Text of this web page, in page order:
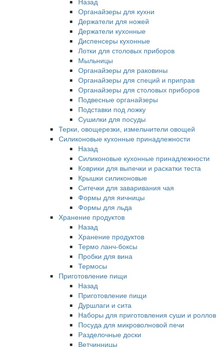
Органайзеры для кухни
Держатели для ножей
Держатели кухонные
Диспенсеры кухонные
Лотки для столовых приборов
Мыльницы
Органайзеры для раковины
Органайзеры для специй и приправ
Органайзеры для столовых приборов
Подвесные органайзеры
Подставки под ложку
Сушилки для посуды
Терки, овощерезки, измельчители овощей
Силиконовые кухонные принадлежности
Назад
Силиконовые кухонные принадлежности
Коврики для выпечки и раскатки теста
Крышки силиконовые
Ситечки для заваривания чая
Формы для яичницы
Формы для льда
Хранение продуктов
Назад
Хранение продуктов
Термо ланч-боксы
Пробки для вина
Термосы
Приготовление пищи
Назад
Приготовление пищи
Дуршлаги и сита
Наборы для приготовления суши и роллов
Посуда для микроволновой печи
Разделочные доски
Ветчинницы